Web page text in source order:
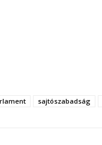
sajtószabadság